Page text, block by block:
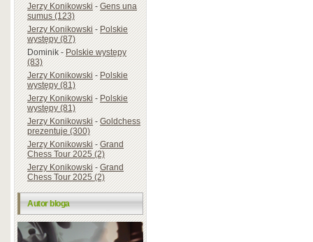
Jerzy Konikowski-Gens una
sumus (123)
Jerzy Konikowski-Polskie
występy (87)
Dominik-Polskie występy
(83)
Jerzy Konikowski-Polskie
występy (81)
Jerzy Konikowski-Polskie
występy (81)
Jerzy Konikowski-Goldchess
prezentuje (300)
Jerzy Konikowski-Grand
Chess Tour 2025 (2)
Jerzy Konikowski-Grand
Chess Tour 2025 (2)
Autor bloga